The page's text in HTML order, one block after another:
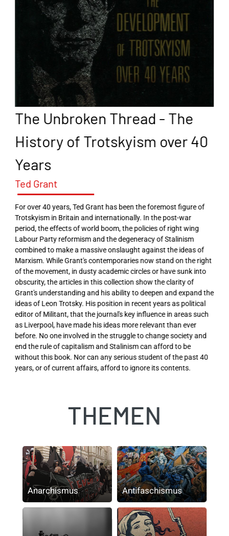
The Unbroken Thread - The
History of Trotskyism over 40
Years
Ted Grant
For over 40 years, Ted Grant has been the foremost figure of
Trotskyism in Britain and internationally. In the post-war
period, the effects of world boom, the policies of right wing
Labour Party reformism and the degeneracy of Stalinism
combined to make a massive onslaught against the ideas of
Marxism. While Grant's contemporaries now stand on the right
of the movement, in dusty academic circles or have sunk into
obscurity, the articles in this collection show the clarity of
Grant's understanding and his ability to deepen and expand the
ideas of Leon Trotsky. His position in recent years as political
editor of Militant, that the journal's key influence in areas such
as Liverpool, have made his ideas more relevant than ever
before. No one involved in the struggle to change society and
end the rule of capitalism and Stalinism can afford to be
without this book. Nor can any serious student of the past 40
years, or of current affairs, afford to ignore its contents.
THEMEN
Anarchismus Antifaschismus